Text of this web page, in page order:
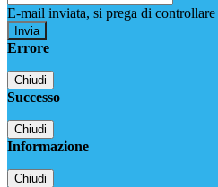
E-mail inviata, si prega di
Errore
Chiudi
Successo
Chiudi
Informazione
Chiudi